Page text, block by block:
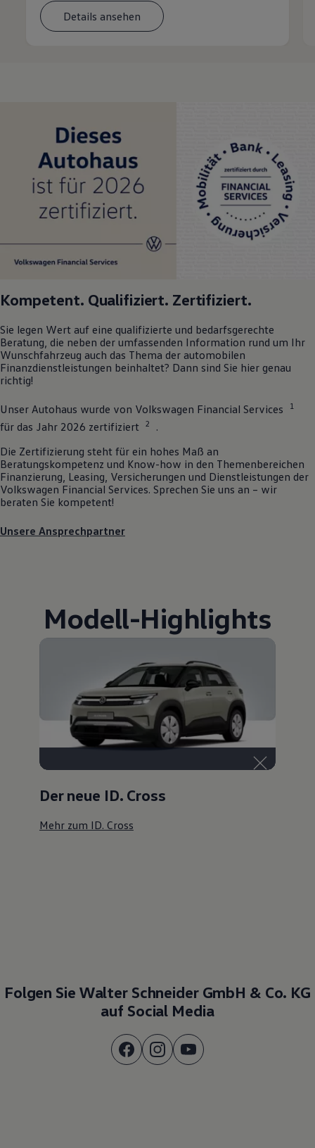
Details ansehen
Kompetent. Qualifiziert. Zertifiziert.
Sie legen Wert auf eine qualifizierte und bedarfsgerechte
Beratung, die neben der umfassenden Information rund um Ihr
Wunschfahrzeug auch das Thema der automobilen
Finanzdienstleistungen beinhaltet? Dann sind Sie hier genau
richtig!
Unser Autohaus wurde von Volkswagen Financial Services 1
für das Jahr 2026 zertifiziert 2
.
Die Zertifizierung steht für ein hohes Maß an
Beratungskompetenz und Know-how in den Themenbereichen
Finanzierung, Leasing, Versicherungen und Dienstleistungen der
Volkswagen Financial Services. Sprechen Sie uns an – wir
beraten Sie kompetent!
Unsere Ansprechpartner
Modell-Highlights
Der neue ID. Cross
Mehr zum ID. Cross
Folgen Sie Walter Schneider GmbH & Co. KG
auf Social Media